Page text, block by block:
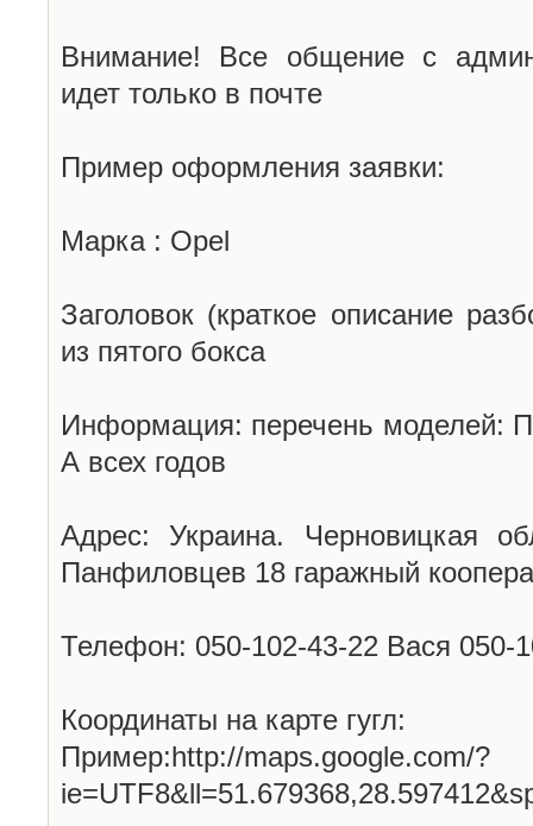
Внимание! Все общение с
идет только в почте
Пример оформления заявки:
Марка : Opel
Заголовок (краткое описание
из пятого бокса
Информация: перечень моделей:
А всех годов
Адрес: Украина. Черновицкая
Панфиловцев 18 гаражный
Телефон: 050-102-43-22 Вася 050-
Координаты на карте гугл:
Пример:http://maps.google.com/?